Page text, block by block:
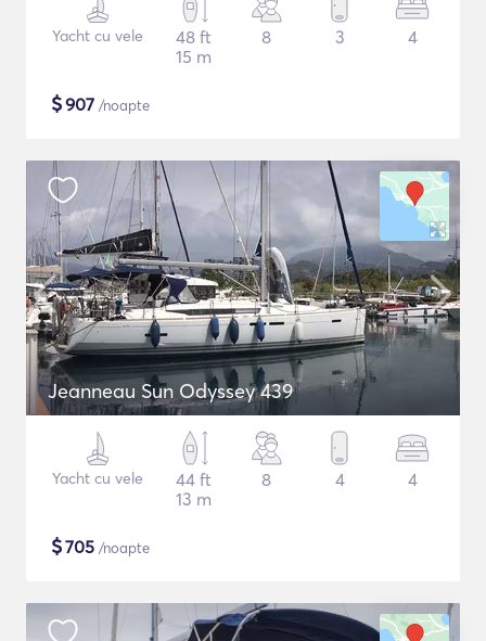
Yacht cu vele
48 ft
15 m
8 3 4
$907 /noapte
Jeanneau Sun Odyssey 439
Yacht cu vele
44 ft
13 m
8 4 4
$705 /noapte